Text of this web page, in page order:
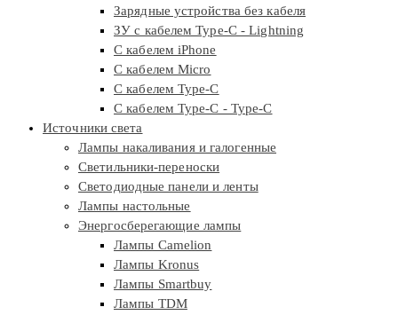
Зарядные устройства без кабеля
ЗУ с кабелем Type-C - Lightning
С кабелем iPhone
С кабелем Micro
С кабелем Type-C
С кабелем Type-C - Type-C
Источники света
Лампы накаливания и галогенные
Светильники-переноски
Светодиодные панели и ленты
Лампы настольные
Энергосберегающие лампы
Лампы Camelion
Лампы Kronus
Лампы Smartbuy
Лампы TDM